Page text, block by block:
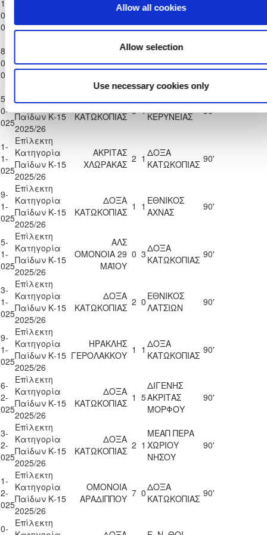
Allow all cookies
Allow selection
Use necessary cookies only
2025/26
Ε. Ν. ΘΟΙ
ΔΟΞΑ
Παίδων Κ-15
ΑΣΙΛ ΛΥΣΗΣ 5 1ΚΑΤΩΚΟΠΙΑΣ 90'
Κατηγορία
Παίδων Κ-15
2025/26
ΔΟΞΑ
ΚΑΤΩΚΟΠΙΑΣ 3 1ΠΑΕΕΚ
ΚΕΡΥΝΕΙΑΣ
90'
Επίλεκτη
Κατηγορία
Παίδων Κ-15
2025/26
ΑΚΡΙΤΑΣ
ΧΛΩΡΑΚΑΣ 2 1 ΔΟΞΑ
ΚΑΤΩΚΟΠΙΑΣ 90'
Επίλεκτη
Κατηγορία
Παίδων Κ-15
2025/26
ΔΟΞΑ
ΚΑΤΩΚΟΠΙΑΣ 1 1 ΕΘΝΙΚΟΣ
ΑΧΝΑΣ
90'
Επίλεκτη
Κατηγορία
Παίδων Κ-15
2025/26
ΑΛΣ
ΟΜΟΝΟΙΑ 29
ΜΑΪΟΥ
0 3ΔΟΞΑ
ΚΑΤΩΚΟΠΙΑΣ 90'
Επίλεκτη
Κατηγορία
Παίδων Κ-15
2025/26
ΔΟΞΑ
ΚΑΤΩΚΟΠΙΑΣ 2 0 ΕΘΝΙΚΟΣ
ΛΑΤΣΙΩΝ
90'
Επίλεκτη
Κατηγορία
Παίδων Κ-15
2025/26
ΗΡΑΚΛΗΣ
ΓΕΡΟΛΑΚΚΟΥ 1 1 ΔΟΞΑ
ΚΑΤΩΚΟΠΙΑΣ 90'
Επίλεκτη
Κατηγορία
Παίδων Κ-15
2025/26
ΔΟΞΑ
ΚΑΤΩΚΟΠΙΑΣ 1 5
ΔΙΓΕΝΗΣ
ΑΚΡΙΤΑΣ
ΜΟΡΦΟΥ
90'
Επίλεκτη
Κατηγορία
Παίδων Κ-15
2025/26
ΔΟΞΑ
ΚΑΤΩΚΟΠΙΑΣ 2 1
ΜΕΑΠ ΠΕΡΑ
ΧΩΡΙΟΥ
ΝΗΣΟΥ
90'
Επίλεκτη
Κατηγορία
Παίδων Κ-15
2025/26
ΟΜΟΝΟΙΑ
ΑΡΑΔΙΠΠΟΥ 7 0ΔΟΞΑ
ΚΑΤΩΚΟΠΙΑΣ 90'
Επίλεκτη